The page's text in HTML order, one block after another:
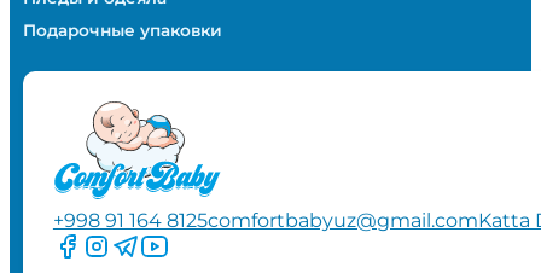
Подарочные упаковки
+998 91 164 8125comfortbabyuz@gmail.comKatta
Следите за нами на Facebook
Следите за нами в Instagram
Следите за нами в Telegram
Следите за нами в YouTube